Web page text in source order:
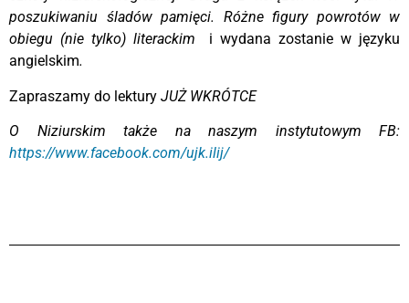
poszukiwaniu śladów pamięci. Różne figury powrotów w
obiegu (nie tylko) literackim
i wydana zostanie w języku
angielskim.
Zapraszamy do lektury JUŻ WKRÓTCE
O Niziurskim także na naszym instytutowym FB:
https://www.facebook.com/ujk.ilij/